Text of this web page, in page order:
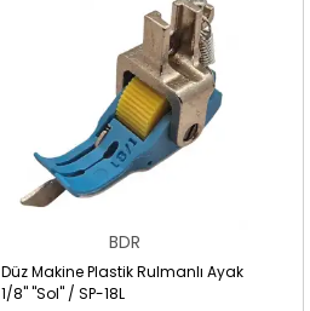
BDR
Düz Makine Plastik Rulmanlı Ayak
1/8" "Sol" / SP-18L